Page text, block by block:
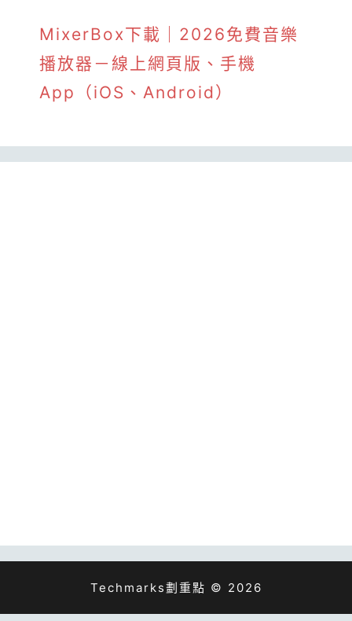
MixerBox下載｜2026免費音樂
播放器－線上網頁版、手機
App（iOS、Android）
Techmarks劃重點 © 2026